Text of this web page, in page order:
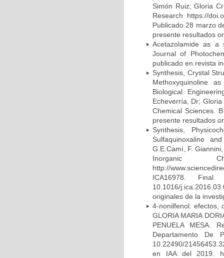
Simón Ruiz; Gloria
Research https://
Publicado 28 marzo
presente resultados
Acetazolamide as a
Journal of
publicado en revista
Synthesis, Crystal
Methoxyquinoline
Biological
Echeverría, Dr;
Chemical Sciences.
presente resultados
Synthesis,
Sulfaquinoxaline
G.E.Camí, F.
Inorganic
http://
ICA16978. Final
10.1016/
originales de la
4-nonilfenol: efectos,
GLORIA MARIA
PENUELA MESA.
Departamento De
10.22490/
en IAA del 2019.